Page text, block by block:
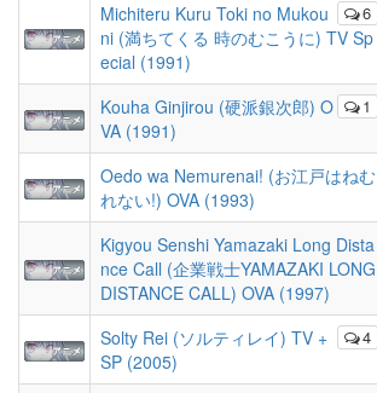
6
Michiteru Kuru Toki no Mukou
ni (満ちてくる 時のむこうに) TV Sp
ecial (1991)
1
Kouha Ginjirou (硬派銀次郎) O
VA (1991)
Oedo wa Nemurenai! (お江戸はねむ
れない!) OVA (1993)
Kigyou Senshi Yamazaki Long Dista
nce Call (企業戦士YAMAZAKI LONG
DISTANCE CALL) OVA (1997)
4
Solty Rei (ソルティレイ) TV +
SP (2005)